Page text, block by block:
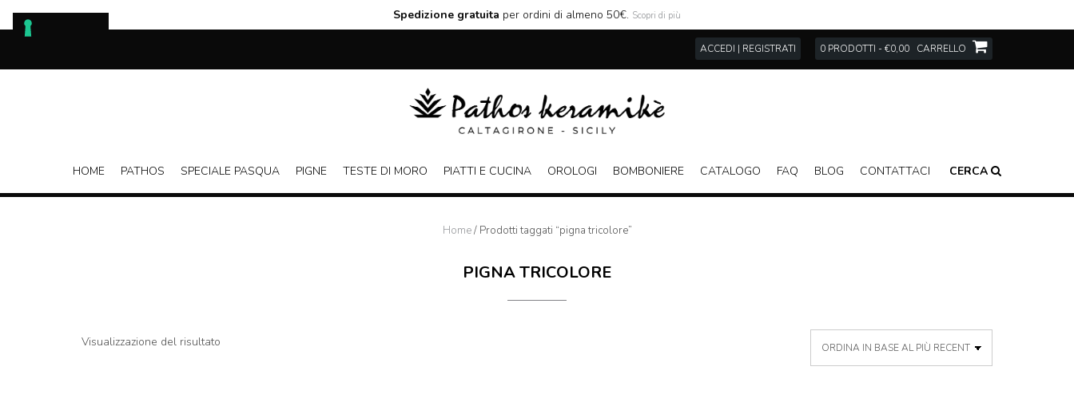
Spedizione gratuita per ordini di almeno 50€. Scopri di più
content
ACCEDI | REGISTRATI 0 PRODOTTI - €0,00 CARRELLO
HOME PATHOS SPECIALE PASQUA PIGNE TESTE DI MORO PIATTI E CUCINA OROLOGI BOMBONIERE CATALOGO FAQ BLOG CONTATTACI CERCA
Home/ Prodotti taggati “pigna tricolore”
PIGNA TRICOLORE
Visualizzazione del risultato